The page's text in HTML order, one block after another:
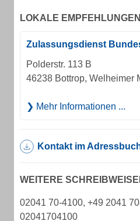
LOKALE EMPFEHLUNGEN
Zulassungsdienst
Polderstr. 113 B
46238 Bottrop, Welheimer
Mehr Informationen ...
Kontakt im
WEITERE
02041 70-4100, +49 2041
02041704100